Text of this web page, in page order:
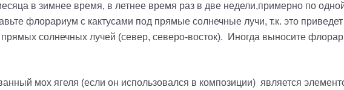
в зимнее время, в летнее время раз в две недели,примерно по
флорариум с кактусами под прямые солнечные лучи, т.к. это
солнечных лучей (север, северо-восток). Иногда выносите
мох ягеля (если он использовался в композиции) является